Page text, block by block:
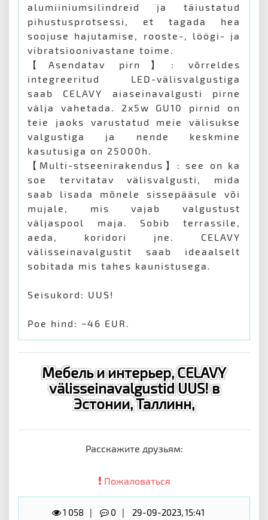
alumiiniumsilindreid ja täiustatud
pihustusprotsessi, et tagada hea
soojuse hajutamise, rooste-, löögi- ja
vibratsioonivastane toime.
【Asendatav pirn】: võrreldes
integreeritud LED-välisvalgustiga
saab CELAVY aiaseinavalgusti pirne
välja vahetada. 2x5w GU10 pirnid on
teie jaoks varustatud meie välisukse
valgustiga ja nende keskmine
kasutusiga on 25000h.
【Multi-stseenirakendus】: see on ka
soe tervitatav välisvalgusti, mida
saab lisada mõnele sissepääsule või
mujale, mis vajab valgustust
väljaspool maja. Sobib terrassile,
aeda, koridori jne. CELAVY
välisseinavalgustit saab ideaalselt
sobitada mis tahes kaunistusega.
Seisukord: UUS!
Poe hind: ~46 EUR.
Мебель и интерьер, CELAVY
välisseinavalgustid UUS! в
Эстонии, Таллинн,
Расскажите друзьям:
Пожаловаться
1 058 0 29-09-2023, 15:41